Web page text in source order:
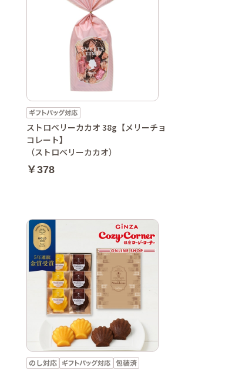
ストロベリーカカオ 38g【メリーチョ
コレート】
（ストロベリーカカオ）
￥378